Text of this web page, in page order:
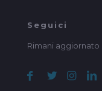
Seguici
Rimani aggiornato